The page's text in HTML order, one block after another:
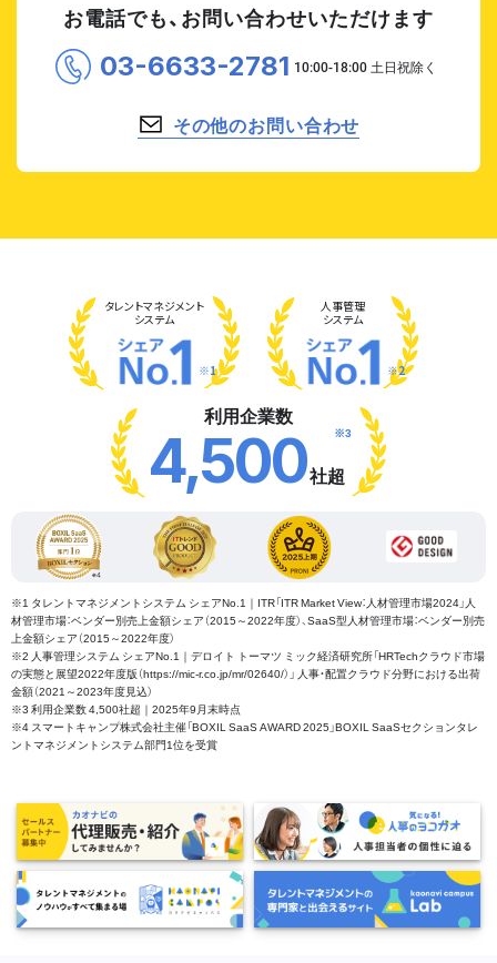
お電話でも、お問い合わせいただけます
03-6633-2781
その他のお問い合わせ
タレントマネジメント
システム
※1
人事管理
システム
※2
利用企業数
4,500社超
※3
※1 タレントマネジメントシステム シェアNo.1｜ITR「ITR Market View：人材管理市場2024」人
材管理市場：ベンダー別売上金額シェア（2015～2022年度）、SaaS型人材管理市場：ベンダー別売
上金額シェア（2015～2022年度）
※2 人事管理システム シェアNo.1｜デロイト トーマツ ミック経済研究所「HRTechクラウド市場
の実態と展望2022年度版（https://mic-r.co.jp/mr/02640/）」 人事・配置クラウド分野における出荷
金額（2021～2023年度見込）
※3 利用企業数 4,500社超｜2025年9月末時点
※4 スマートキャンプ株式会社主催「BOXIL SaaS AWARD 2025」BOXIL SaaSセクションタレ
ントマネジメントシステム部門1位を受賞